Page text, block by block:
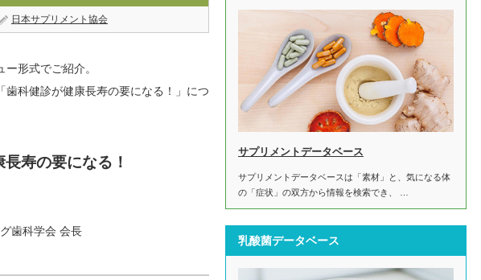
日本サプリメント協会
形式でご紹介。
科健診が健康長寿の要になる！」につ
寿の要になる！
歯科学会 会長
サプリメントデータベース
サプリメントデータベースは「素材」と、気になる体
の「症状」の双方から情報を検索でき、 …
乳酸菌データベース